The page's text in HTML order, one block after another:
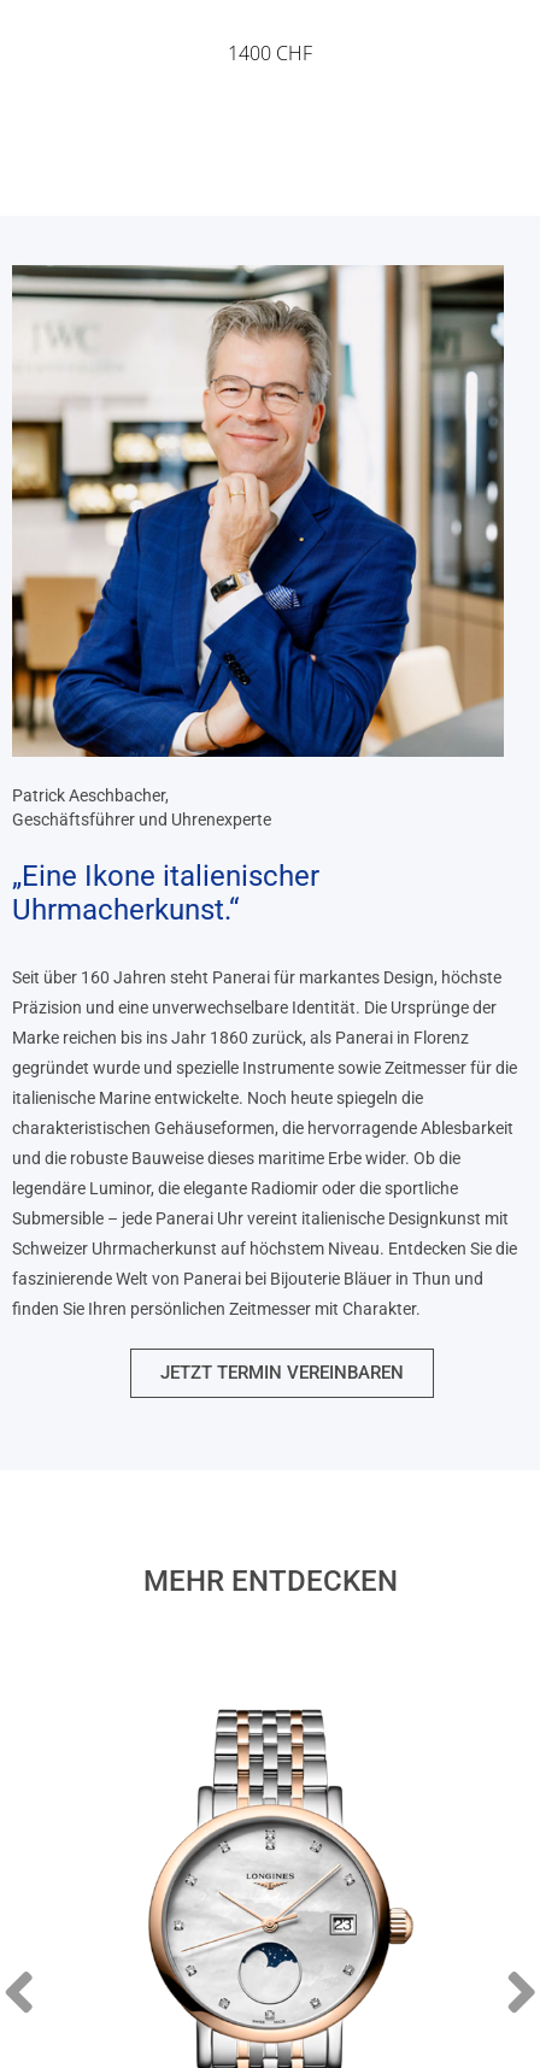
1400 CHF
Patrick Aeschbacher,
Geschäftsführer und Uhrenexperte
„Eine Ikone italienischer
Uhrmacherkunst.“
Seit über 160 Jahren steht Panerai für markantes Design, höchste
Präzision und eine unverwechselbare Identität. Die Ursprünge der
Marke reichen bis ins Jahr 1860 zurück, als Panerai in Florenz
gegründet wurde und spezielle Instrumente sowie Zeitmesser für die
italienische Marine entwickelte. Noch heute spiegeln die
charakteristischen Gehäuseformen, die hervorragende Ablesbarkeit
und die robuste Bauweise dieses maritime Erbe wider. Ob die
legendäre Luminor, die elegante Radiomir oder die sportliche
Submersible – jede Panerai Uhr vereint italienische Designkunst mit
Schweizer Uhrmacherkunst auf höchstem Niveau. Entdecken Sie die
faszinierende Welt von Panerai bei Bijouterie Bläuer in Thun und
finden Sie Ihren persönlichen Zeitmesser mit Charakter.
JETZT TERMIN VEREINBAREN
MEHR ENTDECKEN